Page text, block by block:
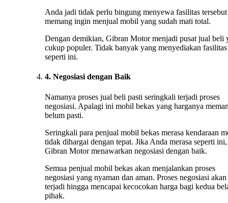
Anda jadi tidak perlu bingung menyewa fasilitas
memang ingin menjual mobil yang sudah mati total.
Dengan demikian, Gibran Motor menjadi pusat jual beli
cukup populer. Tidak banyak yang menyediakan fasilitas
seperti ini.
4. Negosiasi dengan Baik
Namanya proses jual beli pasti seringkali terjadi proses
negosiasi. Apalagi ini mobil bekas yang harganya
belum pasti.
Seringkali para penjual mobil bekas merasa kendaraan
tidak dihargai dengan tepat. Jika Anda merasa seperti ini,
Gibran Motor menawarkan negosiasi dengan baik.
Semua penjual mobil bekas akan menjalankan proses
negosiasi yang nyaman dan aman. Proses negosiasi akan
terjadi hingga mencapai kecocokan harga bagi kedua
pihak.